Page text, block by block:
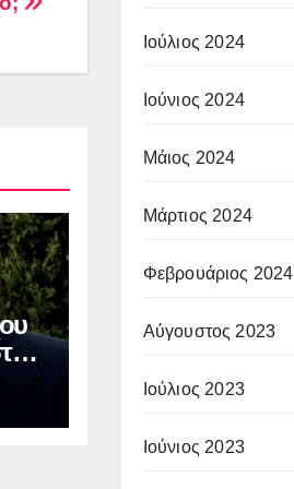
Ιούλιος 2024
Ιούνιος 2024
Μάιος 2024
Μάρτιος 2024
Φεβρουάριος 2024
Αύγουστος 2023
Ιούλιος 2023
Ιούνιος 2023